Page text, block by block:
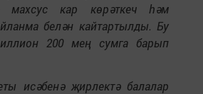
махсус кар көрәткеч һәм
белән кайтартылды. Бу
200 мең сумга барып
исәбенә җирлектә балалар